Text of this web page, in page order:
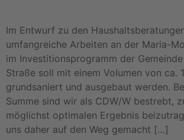
Im Entwurf zu den
umfangreiche Arbeiten an der Maria-
im Investitionsprogramm der
Straße soll mit einem Volumen von ca.
grundsaniert und ausgebaut werden.
Summe sind wir als CDW/W bestrebt,
möglichst optimalen Ergebnis
uns daher auf den Weg gemacht […]